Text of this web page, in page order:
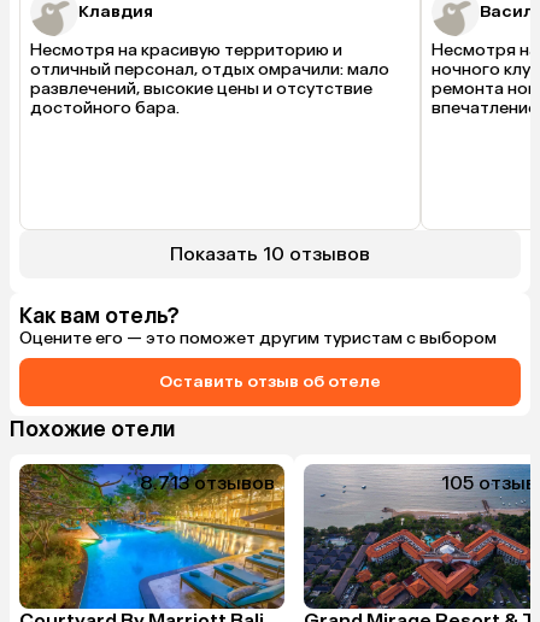
Клавдия
Несмотря на красивую территорию и
отличный персонал, отдых омрачили: мало
развлечений, высокие цены и отсутствие
достойного бара.
Несмотря
ночного
ремонта
Показать 10 отзывов
Как вам отель?
Оцените его — это поможет другим туристам с выбором
Оставить отзыв об отеле
Похожие отели
8.713 отзывов 105